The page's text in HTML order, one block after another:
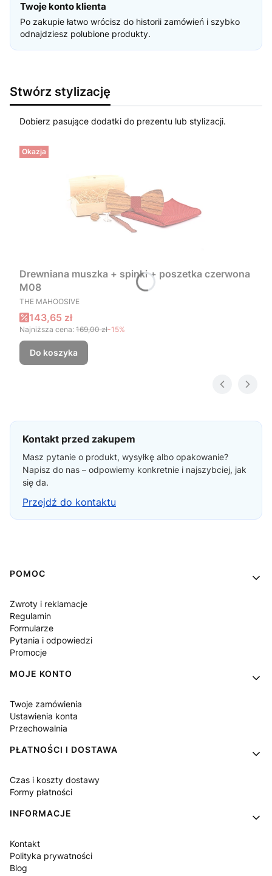
Twoje konto klienta
Po zakupie łatwo wrócisz do historii zamówień i szybko
odnajdziesz polubione produkty.
Stwórz stylizację
Dobierz pasujące dodatki do prezentu lub stylizacji.
Okazja
Drewniana muszka + spinki + poszetka czerwona
M08
PRODUCENT
THE MAHOOSIVE
Cena promocyjna
143,65 zł
Najniższa cena: 169,00 zł-15%
Do koszyka
Kontakt przed zakupem
Masz pytanie o produkt, wysyłkę albo opakowanie?
Napisz do nas – odpowiemy konkretnie i najszybciej, jak
się da.
Przejdź do kontaktu
Linki w stopce
POMOC
Zwroty i reklamacje
Regulamin
Formularze
Pytania i odpowiedzi
Promocje
MOJE KONTO
Twoje zamówienia
Ustawienia konta
Przechowalnia
PŁATNOŚCI I DOSTAWA
Czas i koszty dostawy
Formy płatności
INFORMACJE
Kontakt
Polityka prywatności
Blog